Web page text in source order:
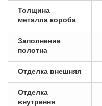
Толщина
металла короба
Заполнение
полотна
Отделка внешняя
Отделка
внутрення